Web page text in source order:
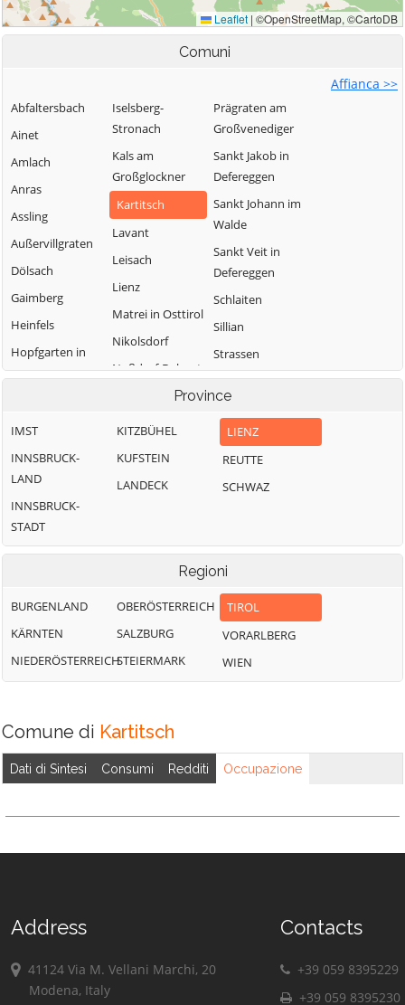
Comuni
Affianca >>
Abfaltersbach
Ainet
Amlach
Anras
Assling
Außervillgraten
Dölsach
Gaimberg
Heinfels
Hopfgarten in
Defereggen
Iselsberg-
Stronach
Kals am
Großglockner
Kartitsch
Lavant
Leisach
Lienz
Matrei in Osttirol
Nikolsdorf
Nußdorf-Debant
Obertilliach
Prägraten am
Großvenediger
Sankt Jakob in
Defereggen
Sankt Johann im
Walde
Sankt Veit in
Defereggen
Schlaiten
Sillian
Strassen
Thurn
Untertilliach
Virgen
Province
IMST
INNSBRUCK-
LAND
INNSBRUCK-
STADT
KITZBÜHEL
KUFSTEIN
LANDECK
LIENZ
REUTTE
SCHWAZ
Regioni
BURGENLAND
KÄRNTEN
NIEDERÖSTERREICH
OBERÖSTERREICH
SALZBURG
STEIERMARK
TIROL
VORARLBERG
WIEN
Comune di Kartitsch
Dati di Sintesi Consumi Redditi Occupazione
Address
41124 Via M. Vellani Marchi, 20
Modena, Italy
Contacts
+39 059 8395229
+39 059 8395230